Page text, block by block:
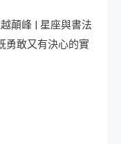
顛峰 | 星座與書法
勇敢又有決心的實